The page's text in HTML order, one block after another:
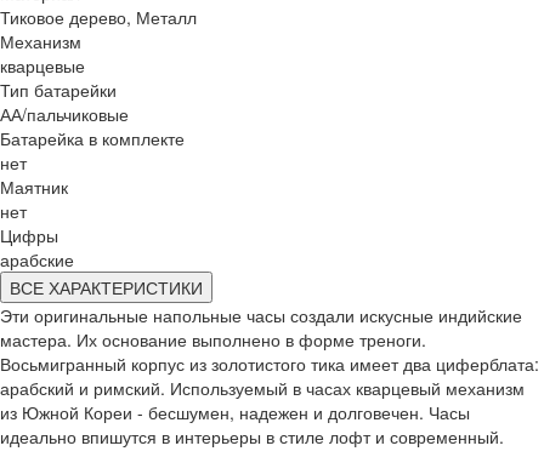
Тиковое дерево, Металл
Механизм
кварцевые
Тип батарейки
АА/пальчиковые
Батарейка в комплекте
нет
Маятник
нет
Цифры
арабские
ВСЕ ХАРАКТЕРИСТИКИ
Эти оригинальные напольные часы создали искусные индийские
мастера. Их основание выполнено в форме треноги.
Восьмигранный корпус из золотистого тика имеет два циферблата:
арабский и римский. Используемый в часах кварцевый механизм
из Южной Кореи - бесшумен, надежен и долговечен. Часы
идеально впишутся в интерьеры в стиле лофт и современный.